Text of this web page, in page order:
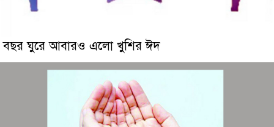
বছর ঘুরে আবারও এলো খুশির ঈদ